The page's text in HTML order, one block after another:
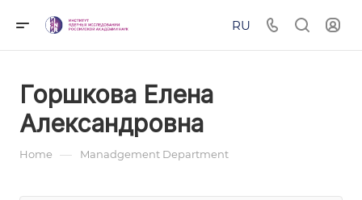
RU
Горшкова Елена
Александровна
Home — Manadgement Department